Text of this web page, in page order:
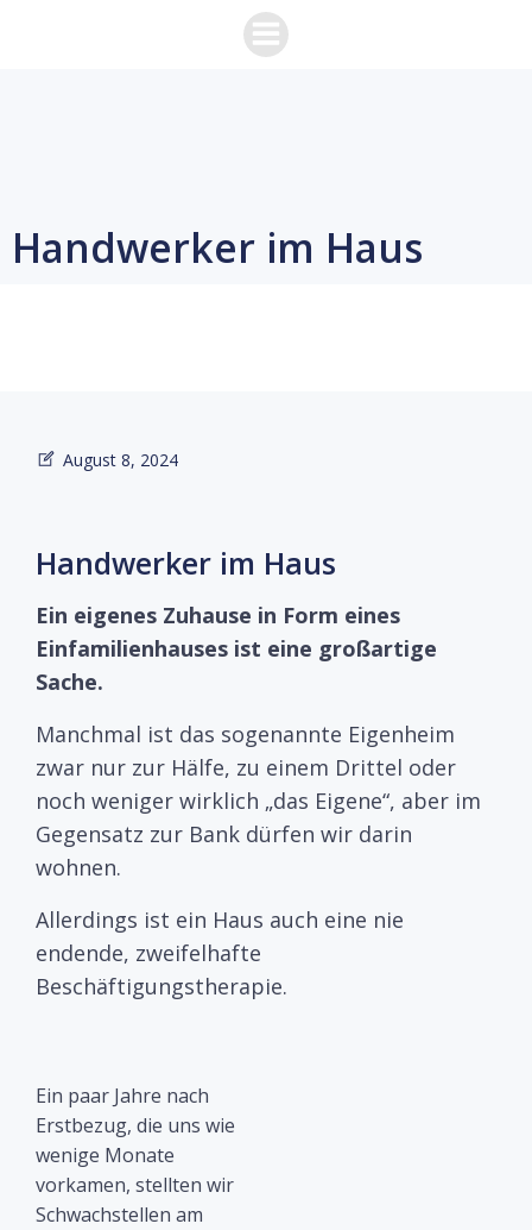
Zum
Inhalt
Handwerker im Haus
August 8, 2024
Handwerker im Haus
Ein eigenes Zuhause in Form eines
Einfamilienhauses ist eine großartige
Sache.
Manchmal ist das sogenannte Eigenheim
zwar nur zur Hälfe, zu einem Drittel oder
noch weniger wirklich „das Eigene“, aber im
Gegensatz zur Bank dürfen wir darin
wohnen.
Allerdings ist ein Haus auch eine nie
endende, zweifelhafte
Beschäftigungstherapie.
Ein paar Jahre nach
Erstbezug, die uns wie
wenige Monate
vorkamen, stellten wir
Schwachstellen am